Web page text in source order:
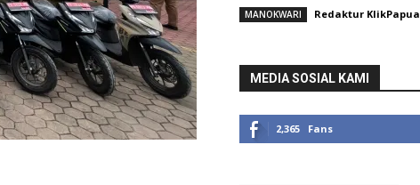
MANOKWARI Redaktur KlikPapua
MEDIA SOSIAL KAMI
2,365 Fans